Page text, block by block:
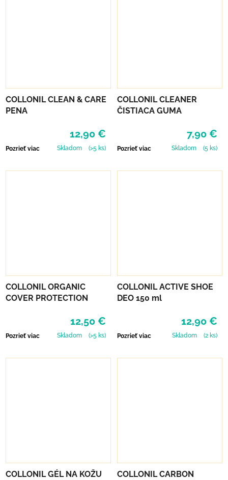
COLLONIL CLEAN & CARE
PENA
12,90 €
Pozrieť viac Skladom (>5 ks)
COLLONIL CLEANER
ČISTIACA GUMA
7,90 €
Pozrieť viac Skladom (5 ks)
COLLONIL ORGANIC
COVER PROTECTION
12,50 €
Pozrieť viac Skladom (>5 ks)
COLLONIL ACTIVE SHOE
DEO 150 ml
12,90 €
Pozrieť viac Skladom (2 ks)
COLLONIL GÉL NA KOŽU
COLLONIL CARBON